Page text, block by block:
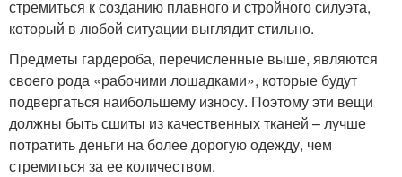
стремиться к созданию плавного и стройного силуэта,
который в любой ситуации выглядит стильно.
Предметы гардероба, перечисленные выше, являются
своего рода «рабочими лошадками», которые будут
подвергаться наибольшему износу. Поэтому эти вещи
должны быть сшиты из качественных тканей – лучше
потратить деньги на более дорогую одежду, чем
стремиться за ее количеством.